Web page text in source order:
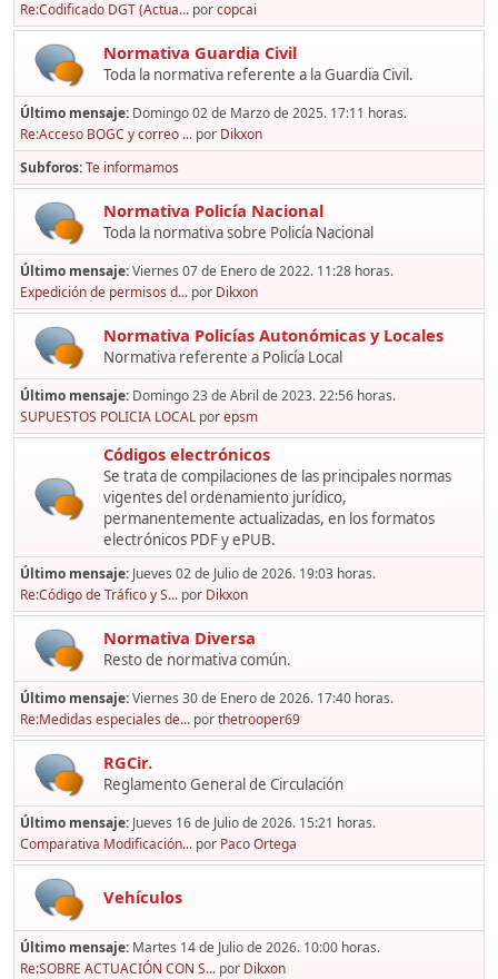
Re:Codificado DGT (Actua... porcopcai
Normativa Guardia Civil
Toda la normativa referente a la Guardia Civil.
Último mensaje: Domingo 02 de Marzo de 2025. 17:11 horas.
Re:Acceso BOGC y correo ... por Dikxon
Subforos Te informamos
Normativa Policía Nacional
Toda la normativa sobre Policía Nacional
Último mensaje:Viernes 07 de Enero de 2022. 11:28 horas.
Expedición de permisos d... por Dikxon
Normativa Policías Autonómicas y Locales
Normativa referente a Policía Local
Último mensaje: Domingo 23 de Abril de 2023. 22:56 horas.
SUPUESTOS POLICIA LOCAL porepsm
Códigos electrónicos
Se trata de compilaciones de las principales normas
vigentes del ordenamiento jurídico,
permanentemente actualizadas, en los formatos
electrónicos PDF y ePUB.
Último mensaje: Jueves 02 de Julio de 2026. 19:03 horas.
Re:Código de Tráfico y S... por Dikxon
Normativa Diversa
Resto de normativa común.
Último mensaje:Viernes 30 de Enero de 2026. 17:40 horas.
Re:Medidas especiales de... porthetrooper69
RGCir.
Reglamento General de Circulación
Último mensaje: Jueves 16 de Julio de 2026. 15:21 horas.
Comparativa Modificación... por Paco Ortega
Vehículos
Último mensaje: Martes 14 de Julio de 2026. 10:00 horas.
Re:SOBRE ACTUACIÓN CON S... por Dikxon